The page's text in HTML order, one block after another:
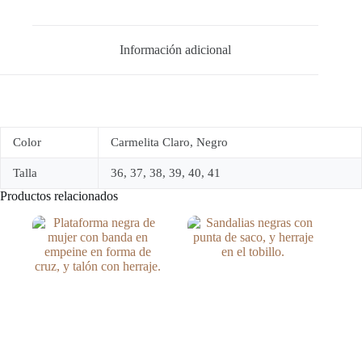
Información adicional
Color Carmelita Claro, Negro
Talla 36, 37, 38, 39, 40, 41
Productos relacionados